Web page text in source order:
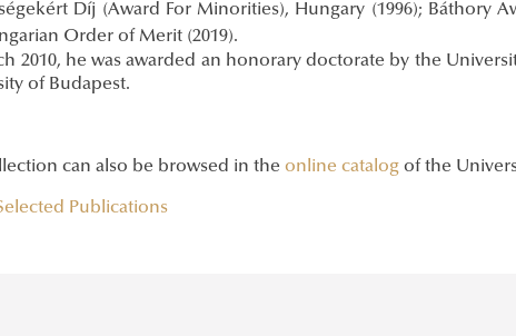
Díj (Award For Minorities), Hungary (1996); Báthory
Order of Merit (2019).
2010, he was awarded an honorary doctorate by the
of Budapest.
can also be browsed in the online catalog of the
Publications